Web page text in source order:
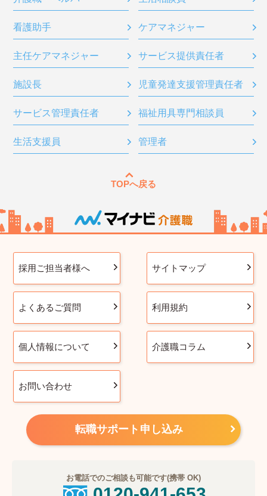
看護助手 ケアマネジャー
主任ケアマネジャー サービス提供責任者
施設長 児童発達支援管理責任者
サービス管理責任者 福祉用具専門相談員
生活支援員 管理者
TOPへ戻る
採用ご担当者様へ サイトマップ
よくあるご質問 利用規約
個人情報について 介護職コラム
お問い合わせ
転職サポート申し込み
お電話でのご相談も可能です(携帯 OK)